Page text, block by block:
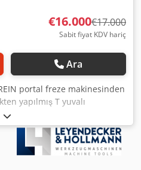
€16.000€17.000
Sabit fiyat KDV hariç
Ara
portal freze makinesinden
yapılmış T yuvalı
plakalı ve çok sağlam kızaklı
yüzeyi 5500 x 2000 mm Masa
mesafesi yakl. 3100 mm Masa
maks. 20 ton Vidalı mil: Ø